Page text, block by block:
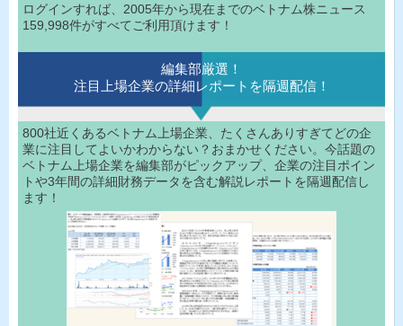
ログインすれば、2005年から現在までのベトナム株ニュース
159,998件がすべてご利用頂けます！
編集部厳選！
注目上場企業の詳細レポートを隔週配信！
800社近くあるベトナム上場企業、たくさんありすぎてどの企
業に注目してよいかわからない？おまかせください。今話題の
ベトナム上場企業を編集部がピックアップ、企業の注目ポイン
トや3年間の詳細財務データを含む解説レポートを隔週配信し
ます！